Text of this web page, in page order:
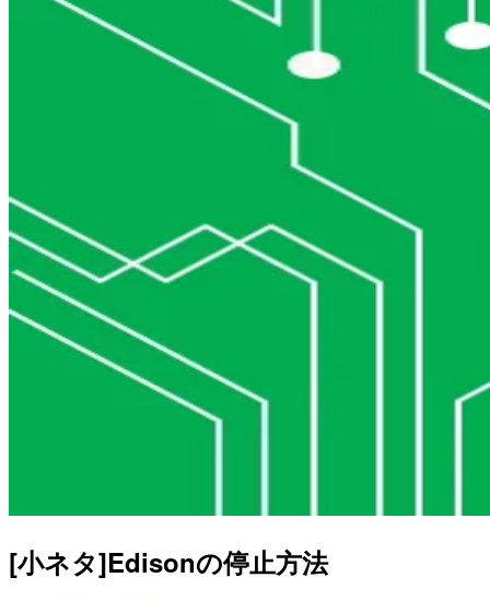
[小ネタ]Edisonの停止方法